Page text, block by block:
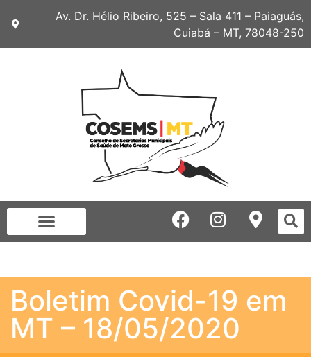
Av. Dr. Hélio Ribeiro, 525 – Sala 411 – Paiaguás,
Cuiabá – MT, 78048-250
Boletim Covid-19 em
MT – 18/05/2020